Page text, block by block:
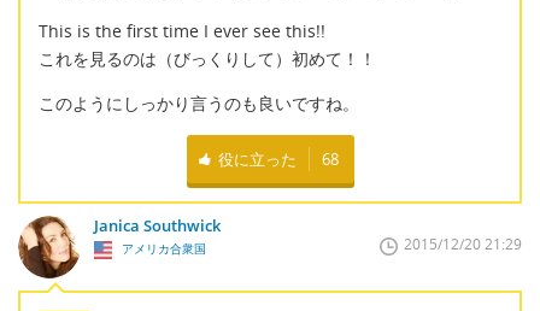
This is the first time I ever see this!!
これを見るのは（びっくりして）初めて！！
このようにしっかり言うのも良いですね。
役に立った 68
Janica Southwick
アメリカ合衆国 2015/12/20 21:29